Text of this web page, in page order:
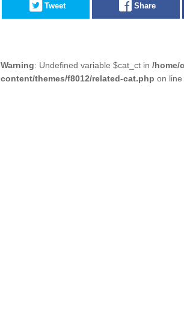
Tweet Share
Warning: Undefined variable $cat_ct in /home/
content/themes/f8012/related-cat.php on line